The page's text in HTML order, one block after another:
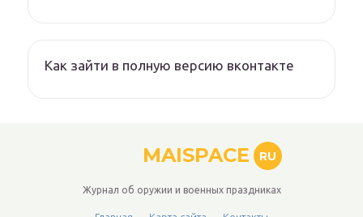
Как зайти в полную версию вконтакте
MAISPACE RU
Журнал об оружии и военных праздниках